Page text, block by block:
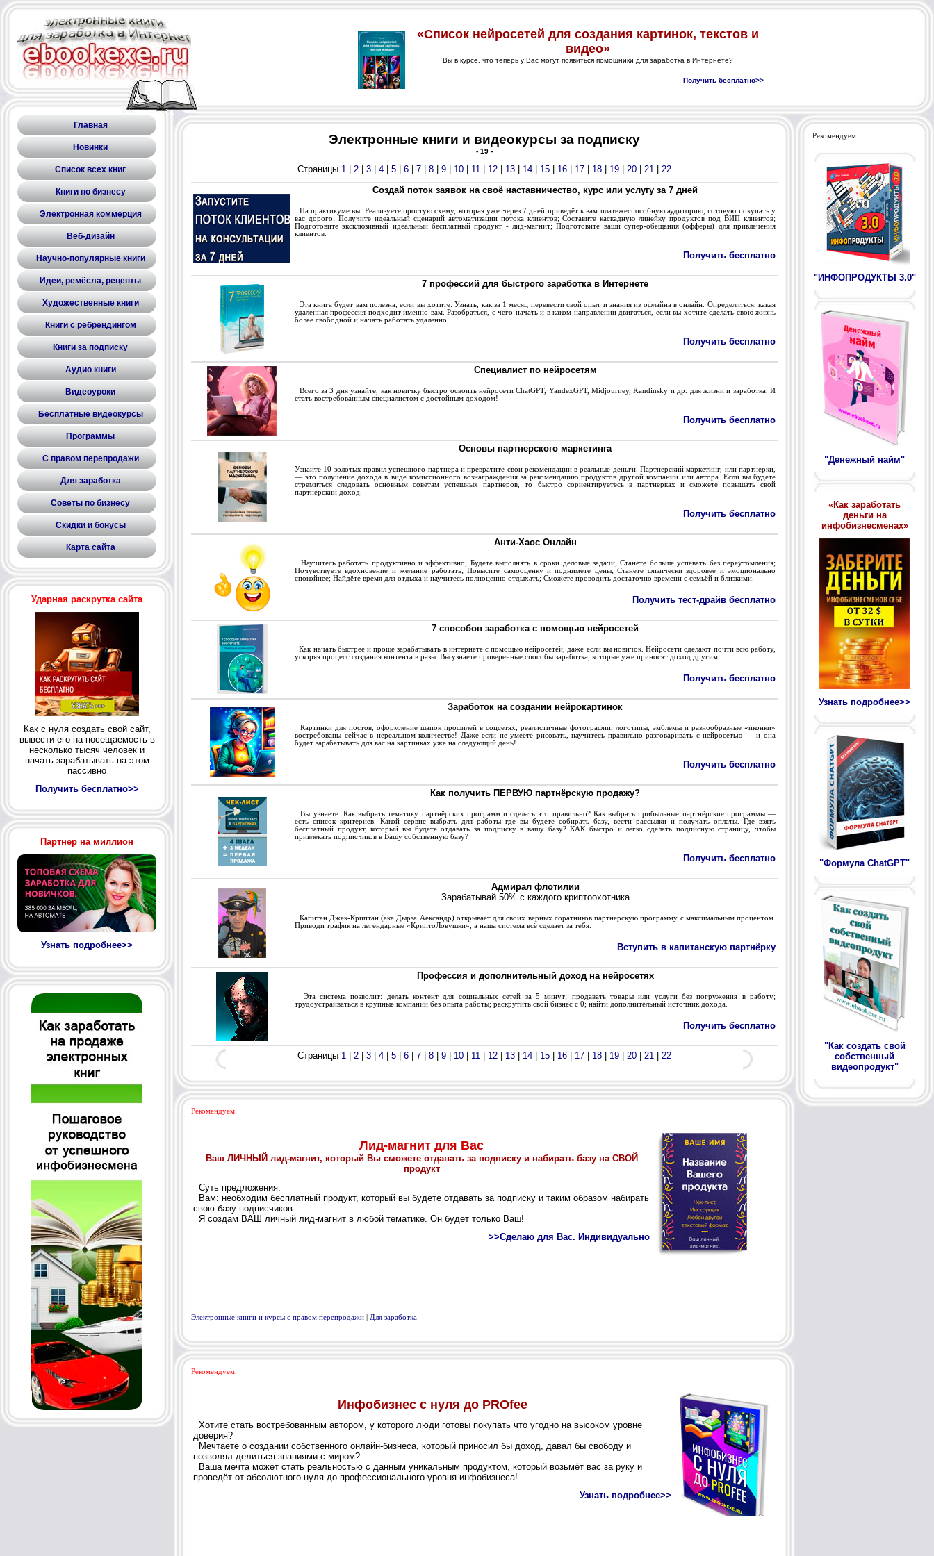
Главная
Новинки
Список всех книг
Книги по бизнесу
Электронная коммерция
Веб-дизайн
Научно-популярные книги
Идеи, ремёсла, рецепты
Художественные книги
Книги с ребрендингом
Книги за подписку
Аудио книги
Видеоуроки
Бесплатные видеокурсы
Программы
С правом перепродажи
Для заработка
Советы по бизнесу
Скидки и бонусы
Карта сайта
Ударная раскрутка сайта
Как с нуля создать свой сайт,
вывести его на посещаемость в
несколько тысяч человек и
начать зарабатывать на этом
пассивно
Получить бесплатно>>
Партнер на миллион
Узнать подробнее>>
Электронные книги и видеокурсы за подписку
- 19 -
Страницы 1 | 2 | 3 | 4 | 5 | 6 | 7 | 8 | 9 | 10 | 11 | 12 | 13 | 14 | 15 | 16 | 17 | 18 | 19 | 20 | 21 | 22
Cоздай поток заявок на своё наставничество, курс или услугу за 7 дней
На практикуме вы: Реализуете простую схему, которая уже через 7 дней приведёт к вам платежеспособную аудиторию, готовую покупать у
вас дорого; Получите идеальный сценарий автоматизации потока клиентов; Составите каскадную линейку продуктов под ВИП клиентов;
Подготовите эксклюзивный идеальный бесплатный продукт - лид-магнит; Подготовите ваши супер-обещания (офферы) для привлечения
клиентов.
Получить бесплатно
7 профессий для быстрого заработка в Интернете
Эта книга будет вам полезна, если вы хотите: Узнать, как за 1 месяц перевести свой опыт и знания из офлайна в онлайн. Определиться, какая
удаленная профессия подходит именно вам. Разобраться, с чего начать и в каком направлении двигаться, если вы хотите сделать свою жизнь
более свободной и начать работать удаленно.
Получить бесплатно
Специалист по нейросетям
Всего за 3 дня узнайте, как новичку быстро освоить нейросети ChatGPT, YandexGPT, Midjourney, Kandinsky и др. для жизни и заработка. И
стать востребованным специалистом с достойным доходом!
Получить бесплатно
Основы партнерского маркетинга
Узнайте 10 золотых правил успешного партнера и превратите свои рекомендации в реальные деньги. Партнерский маркетинг, или партнерки,
— это получение дохода в виде комиссионного вознаграждения за рекомендацию продуктов другой компании или автора. Если вы будете
стремиться следовать основным советам успешных партнеров, то быстро сориентируетесь в партнерках и сможете повышать свой
партнерский доход.
Получить бесплатно
Анти-Хаос Онлайн
Научитесь работать продуктивно и эффективно; Будете выполнять в сроки деловые задачи; Станете больше успевать без переутомления;
Почувствуете вдохновение и желание работать; Повысите самооценку и поднимете цены; Станете физически здоровее и эмоционально
спокойнее; Найдёте время для отдыха и научитесь полноценно отдыхать; Сможете проводить достаточно времени с семьёй и близкими.
Получить тест-драйв бесплатно
7 способов заработка с помощью нейросетей
Как начать быстрее и проще зарабатывать в интернете с помощью нейросетей, даже если вы новичок. Нейросети сделают почти всю работу,
ускоряя процесс создания контента в разы. Вы узнаете проверенные способы заработка, которые уже приносят доход другим.
Получить бесплатно
Заработок на создании нейрокартинок
Картинки для постов, оформление шапок профилей в соцсетях, реалистичные фотографии, логотипы, эмблемы и разнообразные «иконки»
востребованы сейчас в нереальном количестве! Даже если не умеете рисовать, научитесь правильно разговаривать с нейросетью — и она
будет зарабатывать для вас на картинках уже на следующий день!
Получить бесплатно
Как получить ПЕРВУЮ партнёрскую продажу?
Вы узнаете: Как выбрать тематику партнёрских программ и сделать это правильно? Как выбрать прибыльные партнёрские программы —
есть список критериев. Какой сервис выбрать для работы где вы будете собирать базу, вести рассылки и получать оплаты. Где взять
бесплатный продукт, который вы будете отдавать за подписку в вашу базу? КАК быстро и легко сделать подписную страницу, чтобы
привлекать подписчиков в Вашу собственную базу?
Получить бесплатно
Адмирал флотилии
Зарабатывай 50% с каждого криптоохотника
Капитан Джек-Криптан (ака Дырза Аександр) открывает для своих верных соратников партнёрскую программу с максимальным процентом.
Приводи трафик на легендарные «КриптоЛовушки», а наша система всё сделает за тебя.
Вступить в капитанскую партнёрку
Профессия и дополнительный доход на нейросетях
Эта система позволит: делать контент для социальных сетей за 5 минут; продавать товары или услуги без погружения в работу;
трудоустраиваться в крупные компании без опыта работы; раскрутить свой бизнес с 0; найти дополнительный источник дохода.
Получить бесплатно
Страницы 1 | 2| 3| 4| 5| 6| 7| 8| 9| 10| 11 | 12| 13| 14| 15| 16| 17| 18| 19| 20| 21 | 22
Рекомендуем:
Электронные книги и курсы с правом перепродажи Для заработка
Рекомендуем:
Рекомендуем:
"ИНФОПРОДУКТЫ 3.0"
"Денежный найм"
«Как заработать
деньги на
инфобизнесменах»
Узнать подробнее>>
"Формула ChatGPT"
"Как создать свой
собственный
видеопродукт"